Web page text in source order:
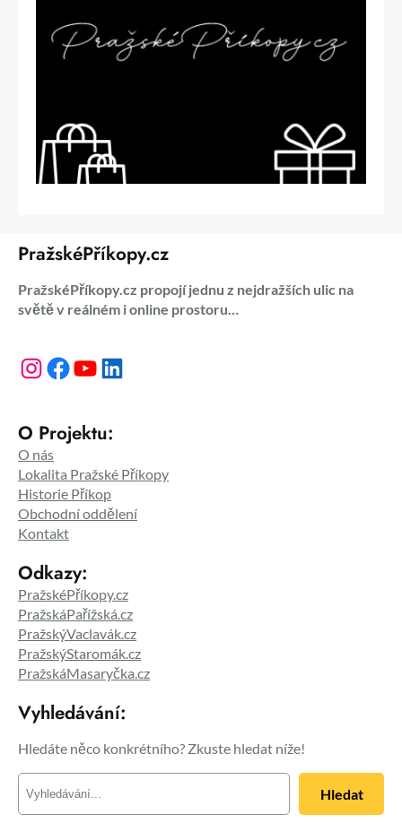
PražskéPříkopy.cz
PražskéPříkopy.cz propojí jednu z nejdražších ulic na
světě v reálném i online prostoru…
Instagram Facebook YouTube LinkedIn
O Projektu:
O nás
Lokalita Pražské Příkopy
Historie Příkop
Obchodní oddělení
Kontakt
Odkazy:
PražskéPříkopy.cz
PražskáPařížská.cz
PražskýVaclavák.cz
PražskýStaromák.cz
PražskáMasaryčka.cz
Vyhledávání:
Hledáte něco konkrétního? Zkuste hledat níže!
e
Hledat